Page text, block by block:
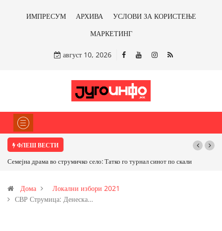
ИМПРЕСУМ АРХИВА
УСЛОВИ ЗА КОРИСТЕЊЕ
МАРКЕТИНГ
август 10, 2026
ФЛЕШ ВЕСТИ
Семејна драма во струмичко село: Татко го турнал синот по скали
Дома
Локални избори 2021
СВР Струмица: Денеска…